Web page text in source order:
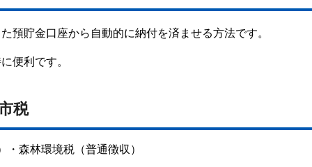
預貯金口座から自動的に納付を済ませる方法です。
便利です。
税
森林環境税（普通徴収）